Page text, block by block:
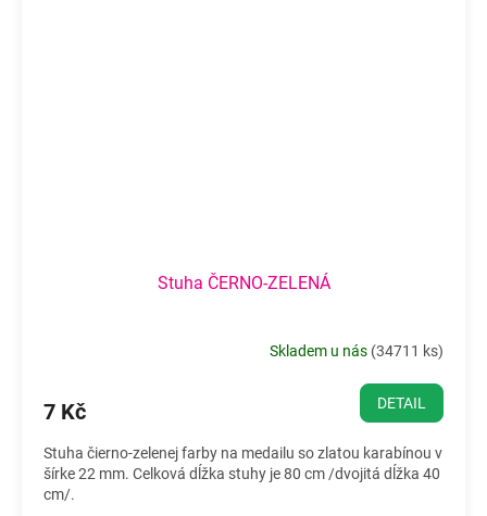
Stuha ČERNO-ZELENÁ
Skladem u nás (34711 ks)
7 Kč DETAIL
Stuha čierno-zelenej farby na medailu so zlatou karabínou v
šírke 22 mm. Celková dĺžka stuhy je 80 cm /dvojitá dĺžka 40
cm/.